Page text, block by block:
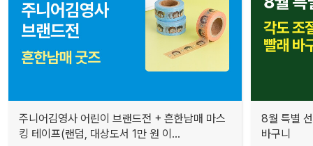
주니어김영사 어린이 브랜드전 + 흔한남매 마스
킹 테이프(랜덤, 대상도서 1만 원 이...
8월 특별
바구니